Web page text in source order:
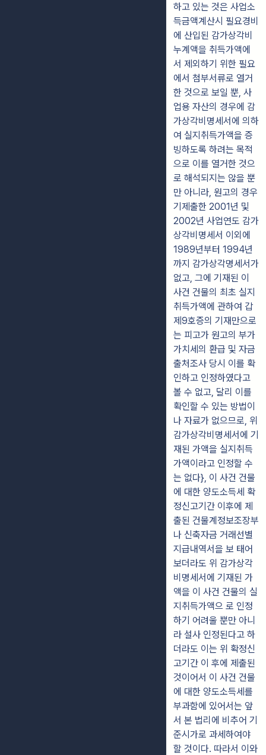
하고 있는 것은 사업소
득금액계산시 필요경비
에 산입된 감가상각비
누계액을 취득가액에
서 제외하기 위한 필요
에서 첨부서류로 열거
한 것으로 보일 뿐, 사
업용 자산의 경우에 감
가상각비명세서에 의하
여 실지취득가액을 증
빙하도록 하려는 목적
으로 이를 열거한 것으
로 해석되지는 않을 뿐
만 아니라, 원고의 경우
기제출한 2001년 및
2002년 사업연도 감가
상각비명세서 이외에
1989년부터 1994년
까지 감가상각명세서가
없고, 그에 기재된 이
사건 건물의 최초 실지
취득가액에 관하여 갑
제9호증의 기재만으로
는 피고가 원고의 부가
가치세의 환급 및 자금
출처조사 당시 이를 확
인하고 인정하였다고
볼 수 없고, 달리 이를
확인할 수 있는 방법이
나 자료가 없으므로, 위
감가상각비명세서에 기
재된 가액을 실지취득
가액이라고 인정할 수
는 없다}, 이 사건 건물
에 대한 양도소득세 확
정신고기간 이후에 제
출된 건물계정보조장부
나 신축자금 거래선별
지급내역서을 보 태어
보더라도 위 감가상각
비명세서에 기재된 가
액을 이 사건 건물의 실
지취득가액으 로 인정
하기 어려울 뿐만 아니
라 설사 인정된다고 하
더라도 이는 위 확정신
고기간 이 후에 제출된
것이어서 이 사건 건물
에 대한 양도소득세를
부과함에 있어서는 앞
서 본 법리에 비추어 기
준시가로 과세하여야
할 것이다. 따라서 이와